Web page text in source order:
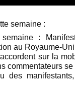
semaine :
:
au Royaume-Uni
sur la
commentateurs
des